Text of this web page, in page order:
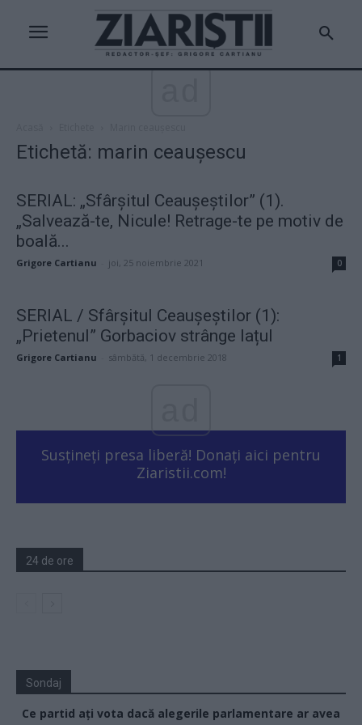
Etichetă: marin ceaușescu
SERIAL: „Sfârșitul Ceaușeștilor” (1).
„Salvează-te, Nicule! Retrage-te pe motiv de
boală...
Grigore Cartianu joi, 25 noiembrie 2021 0
SERIAL / Sfârșitul Ceaușeștilor (1):
„Prietenul” Gorbaciov strânge lațul
Grigore Cartianu sâmbătă, 1 decembrie 2018 1
Susțineți presa liberă! Donați aici pentru
Ziaristii.com!
24 de ore
Sondaj
Ce partid ați vota dacă alegerile parlamentare ar avea